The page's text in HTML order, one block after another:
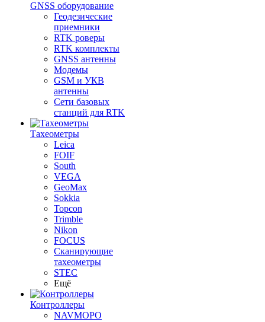
GNSS оборудование
Геодезические
приемники
RTK роверы
RTK комплекты
GNSS антенны
Модемы
GSM и УКВ
антенны
Сети базовых
станций для RTK
Тахеометры
Leica
FOIF
South
VEGA
GeoMax
Sokkia
Topcon
Trimble
Nikon
FOCUS
Сканирующие
тахеометры
STEC
Ещё
Контроллеры
NAVMOPO